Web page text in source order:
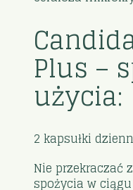
Plus –
użycia:
2 kapsułki
Nie przekraczać
spożycia w